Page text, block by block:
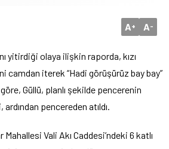
A+ A-
yitirdiği olaya ilişkin raporda, kızı
camdan iterek “Hadi görüşürüz bay bay”
Güllü, planlı şekilde pencerenin
pencereden atıldı.
Mahallesi Vali Akı Caddesi’ndeki 6 katlı